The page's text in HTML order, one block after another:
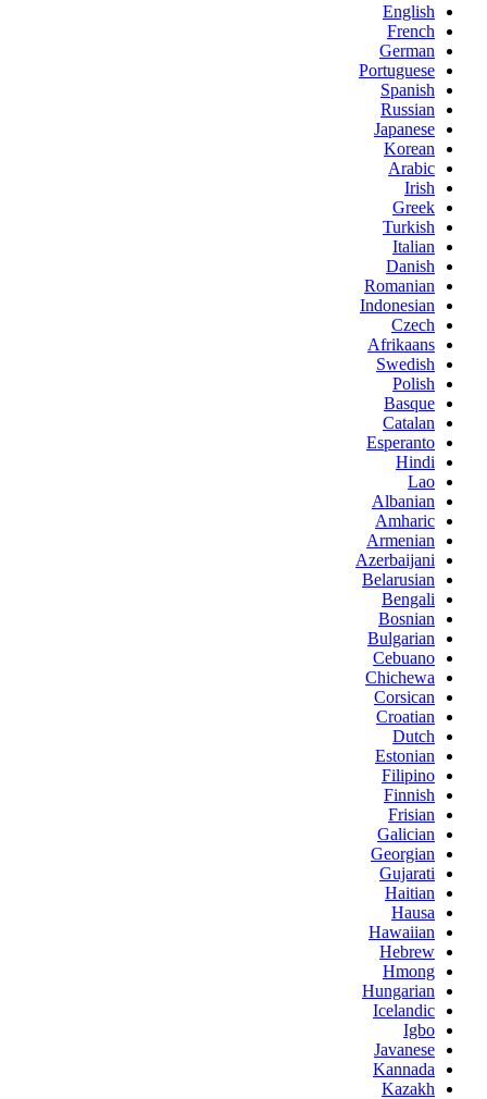
English
French
German
Portuguese
Spanish
Russian
Japanese
Korean
Arabic
Irish
Greek
Turkish
Italian
Danish
Romanian
Indonesian
Czech
Afrikaans
Swedish
Polish
Basque
Catalan
Esperanto
Hindi
Lao
Albanian
Amharic
Armenian
Azerbaijani
Belarusian
Bengali
Bosnian
Bulgarian
Cebuano
Chichewa
Corsican
Croatian
Dutch
Estonian
Filipino
Finnish
Frisian
Galician
Georgian
Gujarati
Haitian
Hausa
Hawaiian
Hebrew
Hmong
Hungarian
Icelandic
Igbo
Javanese
Kannada
Kazakh